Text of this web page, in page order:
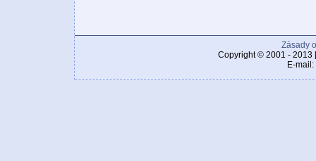
Zásady
Copyright © 2001 - 2013
E-mail: